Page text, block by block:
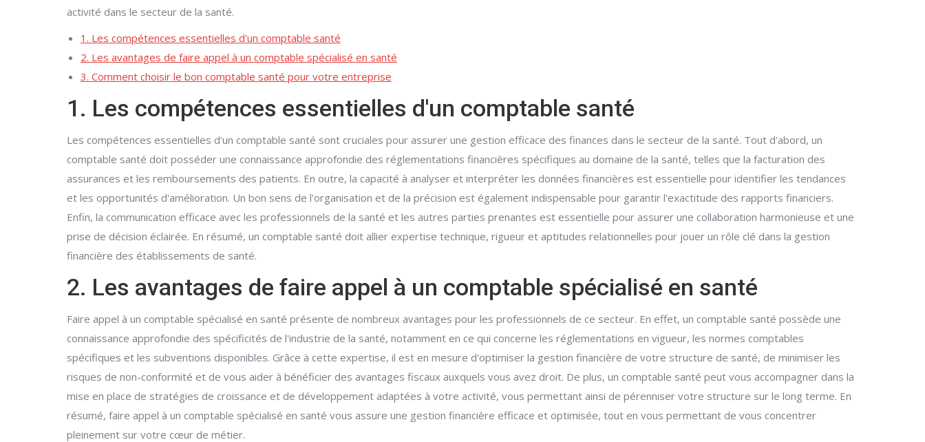
activité dans le secteur de la santé.
1. Les compétences essentielles d'un comptable santé
2. Les avantages de faire appel à un comptable spécialisé en santé
3. Comment choisir le bon comptable santé pour votre entreprise
1. Les compétences essentielles d'un comptable santé
Les compétences essentielles d'un comptable santé sont cruciales pour assurer une gestion efficace des finances dans le secteur de la santé. Tout d'abord, un
comptable santé doit posséder une connaissance approfondie des réglementations financières spécifiques au domaine de la santé, telles que la facturation des
assurances et les remboursements des patients. En outre, la capacité à analyser et interpréter les données financières est essentielle pour identifier les tendances
et les opportunités d'amélioration. Un bon sens de l'organisation et de la précision est également indispensable pour garantir l'exactitude des rapports financiers.
Enfin, la communication efficace avec les professionnels de la santé et les autres parties prenantes est essentielle pour assurer une collaboration harmonieuse et une
prise de décision éclairée. En résumé, un comptable santé doit allier expertise technique, rigueur et aptitudes relationnelles pour jouer un rôle clé dans la gestion
financière des établissements de santé.
2. Les avantages de faire appel à un comptable spécialisé en santé
Faire appel à un comptable spécialisé en santé présente de nombreux avantages pour les professionnels de ce secteur. En effet, un comptable santé possède une
connaissance approfondie des spécificités de l'industrie de la santé, notamment en ce qui concerne les réglementations en vigueur, les normes comptables
spécifiques et les subventions disponibles. Grâce à cette expertise, il est en mesure d'optimiser la gestion financière de votre structure de santé, de minimiser les
risques de non-conformité et de vous aider à bénéficier des avantages fiscaux auxquels vous avez droit. De plus, un comptable santé peut vous accompagner dans la
mise en place de stratégies de croissance et de développement adaptées à votre activité, vous permettant ainsi de pérenniser votre structure sur le long terme. En
résumé, faire appel à un comptable spécialisé en santé vous assure une gestion financière efficace et optimisée, tout en vous permettant de vous concentrer
pleinement sur votre cœur de métier.